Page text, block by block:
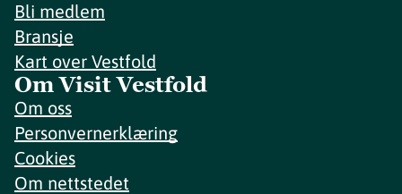
Bli medlem
Bransje
Kart over Vestfold
Om Visit Vestfold
Om oss
Personvernerklæring
Cookies
Om nettstedet